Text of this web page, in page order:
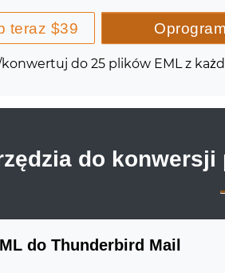
teraz $39
do 25 plików EML z
do konwersji
do Thunderbird Mail